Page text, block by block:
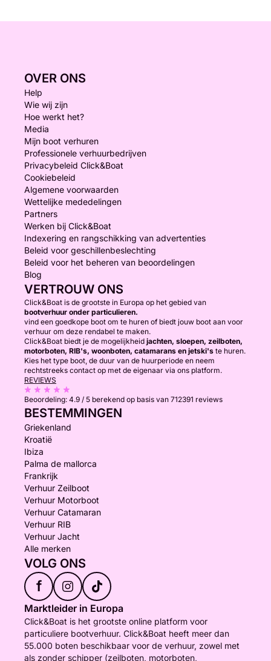
OVER ONS
Help
Wie wij zijn
Hoe werkt het?
Media
Mijn boot verhuren
Professionele verhuurbedrijven
Privacybeleid Click&Boat
Cookiebeleid
Algemene voorwaarden
Wettelijke mededelingen
Partners
Werken bij Click&Boat
Indexering en rangschikking van advertenties
Beleid voor geschillenbeslechting
Beleid voor het beheren van beoordelingen
Blog
VERTROUW ONS
Click&Boat is de grootste in Europa op het gebied van
bootverhuur onder particulieren.
vind een goedkope boot om te huren of biedt jouw boot aan voor
verhuur om deze rendabel te maken.
Click&Boat biedt je de mogelijkheid jachten, sloepen, zeilboten,
motorboten, RIB's, woonboten, catamarans en jetski's te huren.
Kies het type boot, de duur van de huurperiode en neem
rechtstreeks contact op met de eigenaar via ons platform.
REVIEWS
Beoordeling: 4.9 / 5 berekend op basis van 712391 reviews
BESTEMMINGEN
Griekenland
Kroatië
Ibiza
Palma de mallorca
Frankrijk
Verhuur Zeilboot
Verhuur Motorboot
Verhuur Catamaran
Verhuur RIB
Verhuur Jacht
Alle merken
VOLG ONS
f
Marktleider in Europa
Click&Boat is het grootste online platform voor
particuliere bootverhuur. Click&Boat heeft meer dan
55.000 boten beschikbaar voor de verhuur, zowel met
als zonder schipper (zeilboten, motorboten,